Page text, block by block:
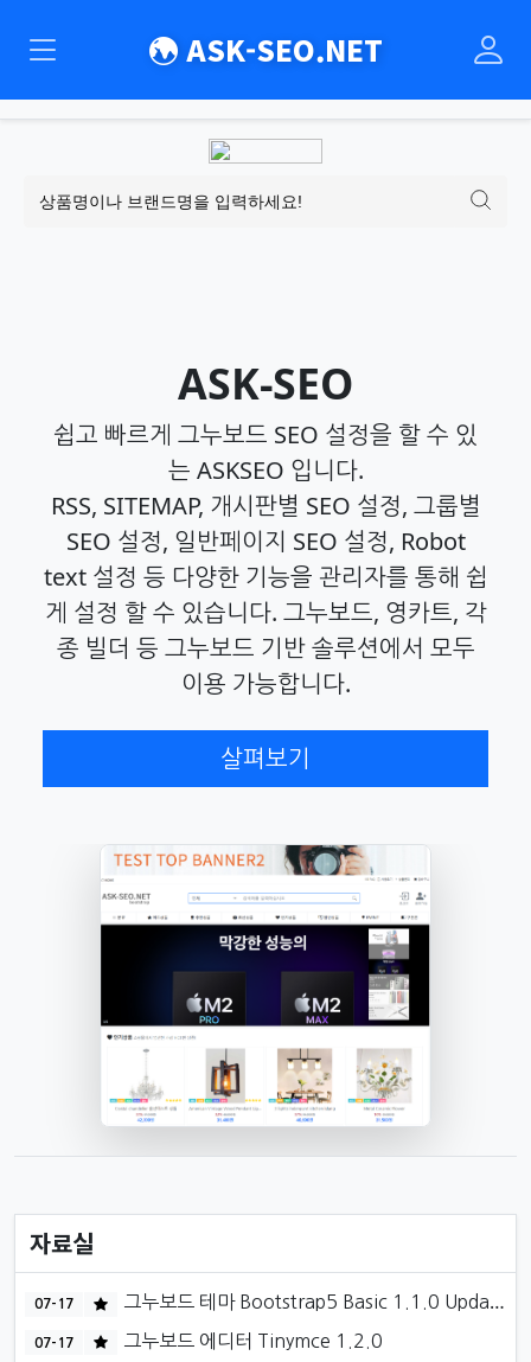
ASK-SEO.NET
팝업레이어 알림이 없습니다.
ASK-SEO
쉽고 빠르게 그누보드 SEO 설정을 할 수 있
는 ASKSEO 입니다.
RSS, SITEMAP, 개시판별 SEO 설정, 그룹별
SEO 설정, 일반페이지 SEO 설정, Robot
text 설정 등 다양한 기능을 관리자를 통해 쉽
게 설정 할 수 있습니다. 그누보드, 영카트, 각
종 빌더 등 그누보드 기반 솔루션에서 모두
이용 가능합니다.
살펴보기
자료실
07-17 인기게시물
그누보드 테마 Bootstrap5 Basic 1.1.0 Update
07-17 인기게시물
그누보드 에디터 Tinymce 1.2.0